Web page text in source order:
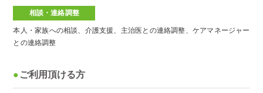
相談・連絡調整
本人・家族への相談、介護支援、主治医との連絡調整、ケアマネージャー
との連絡調整
ご利用頂ける方